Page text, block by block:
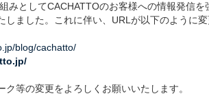
みとしてCACHATTOのお客様への情報発信
ました。これに伴い、URLが以下のように変
blog/cachatto/
等の変更をよろしくお願いいたします。